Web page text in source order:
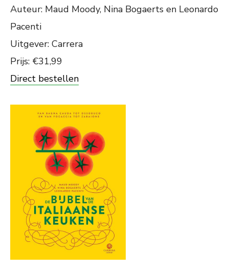
Auteur: Maud Moody, Nina Bogaerts en Leonardo
Pacenti
Uitgever: Carrera
Prijs: €31,99
Direct bestellen